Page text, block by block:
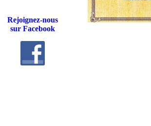
Rejoignez-nous
sur Facebook